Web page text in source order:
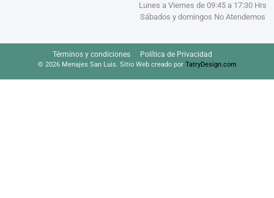
Lunes a Viernes de 09:45 a 17:30 Hrs
Sábados y domingos No Atendemos
Términos y condiciones Política de Privacidad
© 2026 Menajes San Luis. Sitio Web creado por TatryDesign.com